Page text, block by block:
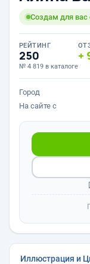
Создам для
РЕЙТИНГ
250
№ 4 819 в каталоге
Город
На сайте с
Иллюстрация и